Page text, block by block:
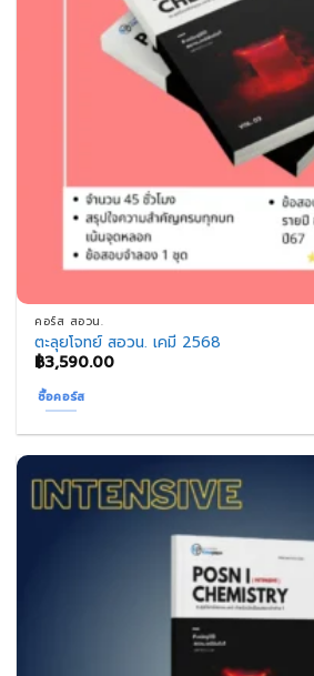
คอร์ส สอวน.
ตะลุยโจทย์ สอวน. เคมี 2568
฿3,590.00
ซื้อคอร์ส